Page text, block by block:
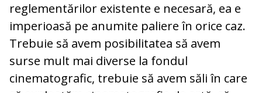
reglementărilor existente e necesară, ea e
imperioasă pe anumite paliere în orice caz.
Trebuie să avem posibilitatea să avem
surse mult mai diverse la fondul
cinematografic, trebuie să avem săli în care